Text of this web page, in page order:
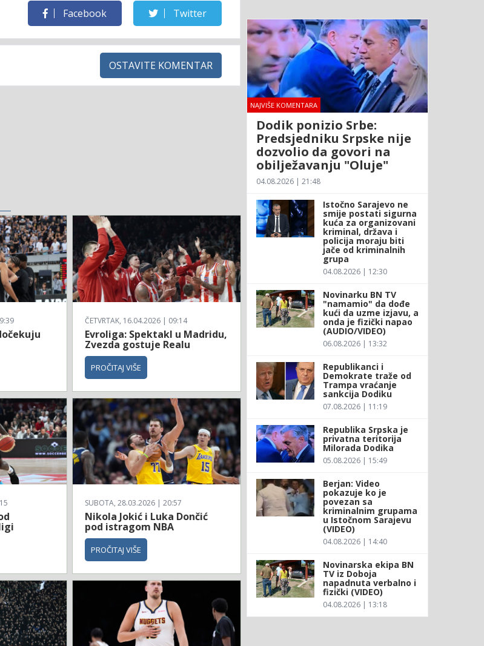
Facebook Twitter
OSTAVITE KOMENTAR
ČETVRTAK, 16.04.2026 | 09:14
Evroliga: Spektakl u Madridu,
Zvezda gostuje Realu
PROČITAJ VIŠE
SUBOTA, 28.03.2026 | 20:57
Nikola Jokić i Luka Dončić
pod istragom NBA
PROČITAJ VIŠE
NAJVIŠE KOMENTARA
Dodik ponizio Srbe:
Predsjedniku Srpske nije
dozvolio da govori na
obilježavanju "Oluje"
04.08.2026 | 21:48
Istočno Sarajevo ne
smije postati sigurna
kuća za organizovani
kriminal, država i
policija moraju biti
jače od kriminalnih
grupa
04.08.2026 | 12:30
Novinarku BN TV
"namamio" da dođe
kući da uzme izjavu, a
onda je fizički napao
(AUDIO/VIDEO)
06.08.2026 | 13:32
Republikanci i
Demokrate traže od
Trampa vraćanje
sankcija Dodiku
07.08.2026 | 11:19
Republika Srpska je
privatna teritorija
Milorada Dodika
05.08.2026 | 15:49
Berjan: Video
pokazuje ko je
povezan sa
kriminalnim grupama
u Istočnom Sarajevu
(VIDEO)
04.08.2026 | 14:40
Novinarska ekipa BN
TV iz Doboja
napadnuta verbalno i
fizički (VIDEO)
04.08.2026 | 13:18